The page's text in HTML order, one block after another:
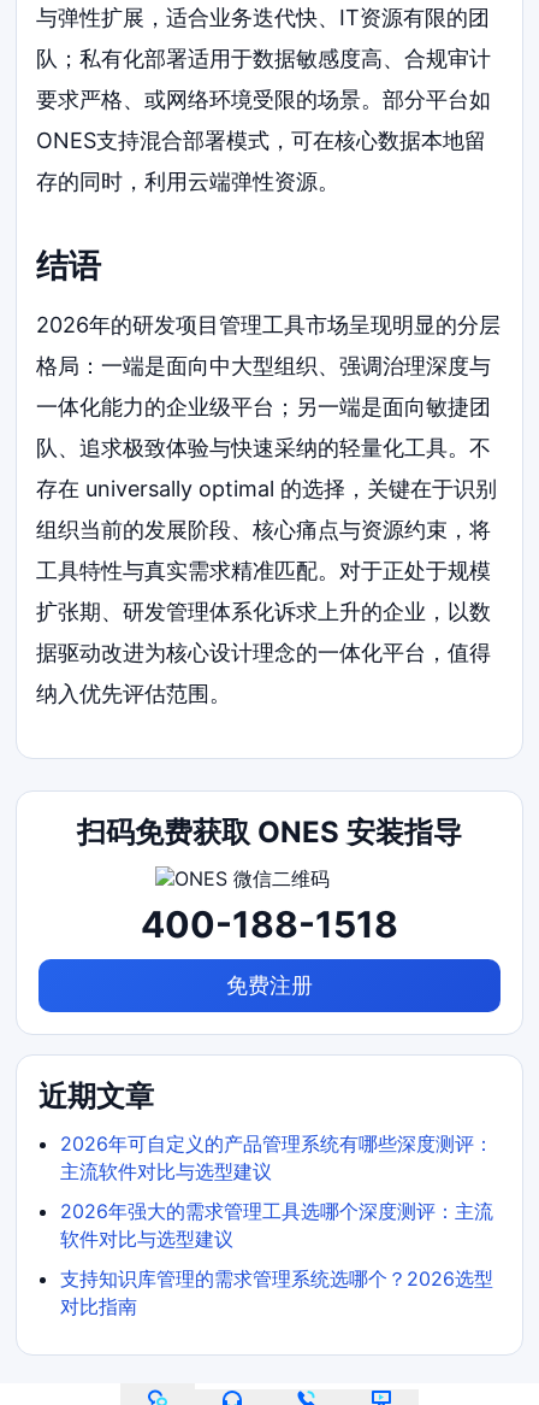
与弹性扩展，适合业务迭代快、IT资源有限的团
队；私有化部署适用于数据敏感度高、合规审计
要求严格、或网络环境受限的场景。部分平台如
ONES支持混合部署模式，可在核心数据本地留
存的同时，利用云端弹性资源。
结语
2026年的研发项目管理工具市场呈现明显的分层
格局：一端是面向中大型组织、强调治理深度与
一体化能力的企业级平台；另一端是面向敏捷团
队、追求极致体验与快速采纳的轻量化工具。不
存在 universally optimal 的选择，关键在于识别
组织当前的发展阶段、核心痛点与资源约束，将
工具特性与真实需求精准匹配。对于正处于规模
扩张期、研发管理体系化诉求上升的企业，以数
据驱动改进为核心设计理念的一体化平台，值得
纳入优先评估范围。
扫码免费获取 ONES 安装指导
400-188-1518
免费注册
近期文章
2026年可自定义的产品管理系统有哪些深度测评：
主流软件对比与选型建议
2026年强大的需求管理工具选哪个深度测评：主流
软件对比与选型建议
支持知识库管理的需求管理系统选哪个？2026选型
对比指南